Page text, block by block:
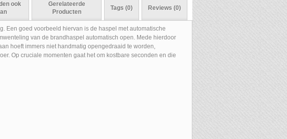
ook
Gerelateerde
Producten
Tags (0) Reviews (0)
Een goed voorbeeld hiervan is de haspel met automatische
van de brandhaspel automatisch open. Mede hierdoor
hoeft immers niet handmatig opengedraaid te worden,
Op cruciale momenten gaat het om kostbare seconden en die